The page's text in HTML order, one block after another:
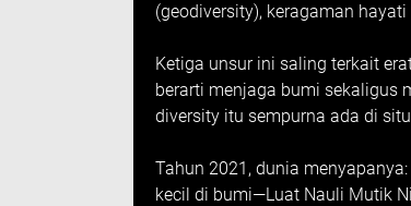
(geodiversity), keragaman
Ketiga unsur ini saling terkait
berarti menjaga bumi sekaligus
diversity itu sempurna ada di
Tahun 2021, dunia
kecil di bumi—Luat Nauli Mutik